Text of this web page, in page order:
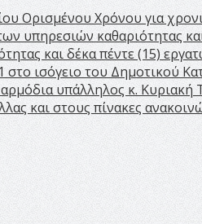
Ορισμένου Χρόνου για
υπηρεσιών καθαριότητας
και δέκα πέντε (15)
στο ισόγειο του Δημοτικού
υπάλληλος κ. Κυριακή
και στους πίνακες